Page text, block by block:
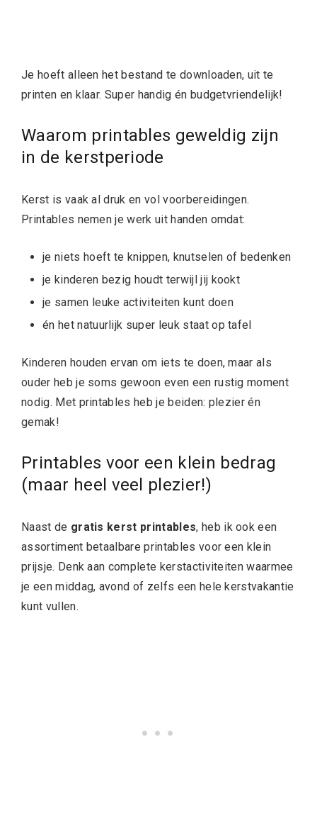
Je hoeft alleen het bestand te downloaden, uit te
printen en klaar. Super handig én budgetvriendelijk!
Waarom printables geweldig zijn
in de kerstperiode
Kerst is vaak al druk en vol voorbereidingen.
Printables nemen je werk uit handen omdat:
je niets hoeft te knippen, knutselen of bedenken
je kinderen bezig houdt terwijl jij kookt
je samen leuke activiteiten kunt doen
én het natuurlijk super leuk staat op tafel
Kinderen houden ervan om iets te doen, maar als
ouder heb je soms gewoon even een rustig moment
nodig. Met printables heb je beiden: plezier én
gemak!
Printables voor een klein bedrag
(maar heel veel plezier!)
Naast de gratis kerst printables, heb ik ook een
assortiment betaalbare printables voor een klein
prijsje. Denk aan complete kerstactiviteiten waarmee
je een middag, avond of zelfs een hele kerstvakantie
kunt vullen.